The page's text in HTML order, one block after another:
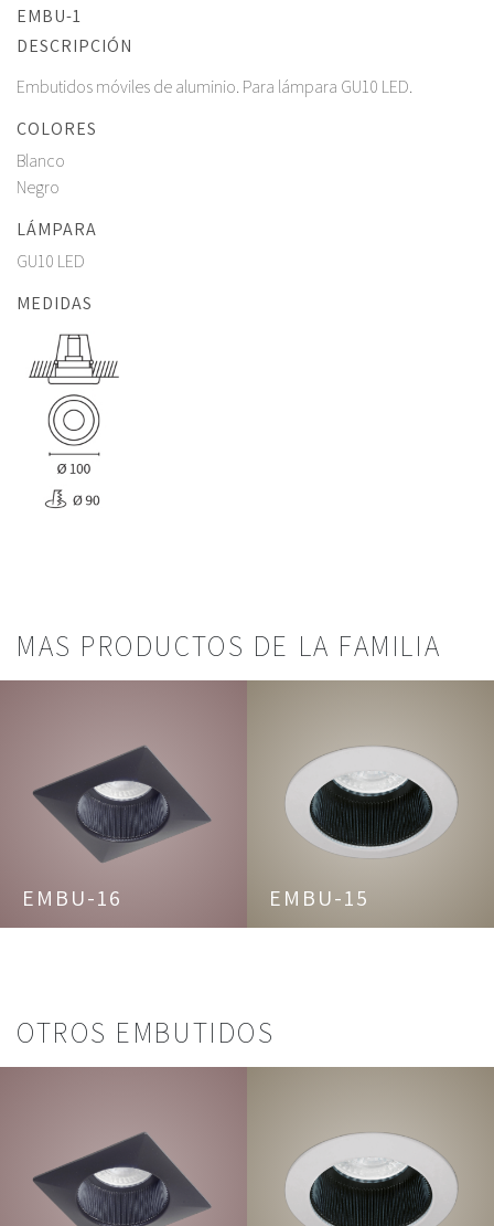
EMBU-1
DESCRIPCIÓN
Embutidos móviles de aluminio. Para lámpara GU10 LED.
COLORES
Blanco
Negro
LÁMPARA
GU10 LED
MEDIDAS
MAS PRODUCTOS DE LA FAMILIA
EMBU-16 EMBU-15
OTROS EMBUTIDOS